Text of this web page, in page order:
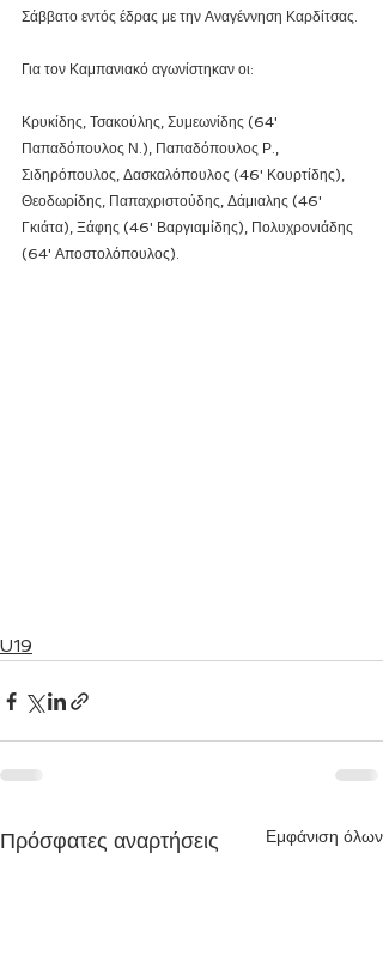
Σάββατο εντός έδρας με την Αναγέννηση Καρδίτσας.
Για τον Καμπανιακό αγωνίστηκαν οι:
Κρυκίδης, Τσακούλης, Συμεωνίδης (64'
Παπαδόπουλος Ν.), Παπαδόπουλος Ρ.,
Σιδηρόπουλος, Δασκαλόπουλος (46' Κουρτίδης),
Θεοδωρίδης, Παπαχριστούδης, Δάμιαλης (46'
Γκιάτα), Ξάφης (46' Βαργιαμίδης), Πολυχρονιάδης
(64' Αποστολόπουλος).
U19
Πρόσφατες αναρτήσεις Εμφάνιση όλων